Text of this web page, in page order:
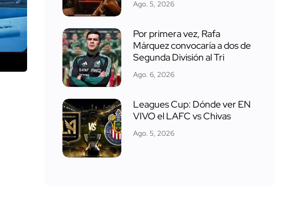
Ago. 5, 2026
Por primera vez, Rafa
Márquez convocaría a dos de
Segunda División al Tri
Ago. 6, 2026
Leagues Cup: Dónde ver EN
VIVO el LAFC vs Chivas
Ago. 5, 2026